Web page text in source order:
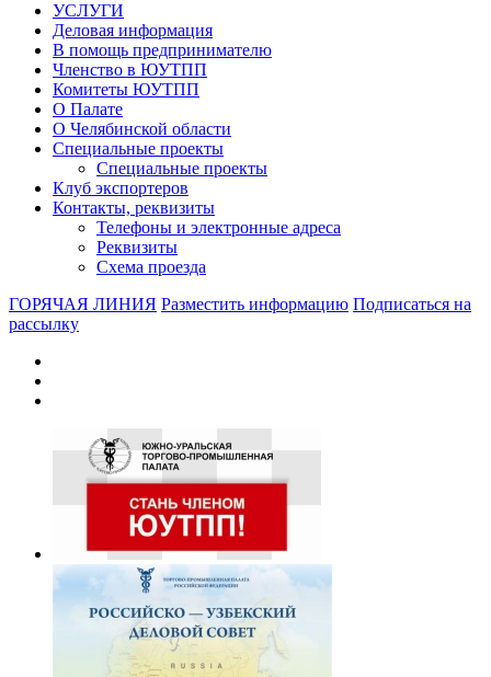
УСЛУГИ
Деловая информация
В помощь предпринимателю
Членство в ЮУТПП
Комитеты ЮУТПП
О Палате
О Челябинской области
Специальные проекты
Специальные проекты
Клуб экспортеров
Контакты, реквизиты
Телефоны и электронные адреса
Реквизиты
Схема проезда
ГОРЯЧАЯ ЛИНИЯ Разместить информацию Подписаться на
рассылку